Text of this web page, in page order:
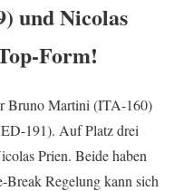
und Nicolas
Form!
Bruno Martini (ITA-160)
191). Auf Platz drei
Prien. Beide haben
Regelung kann sich